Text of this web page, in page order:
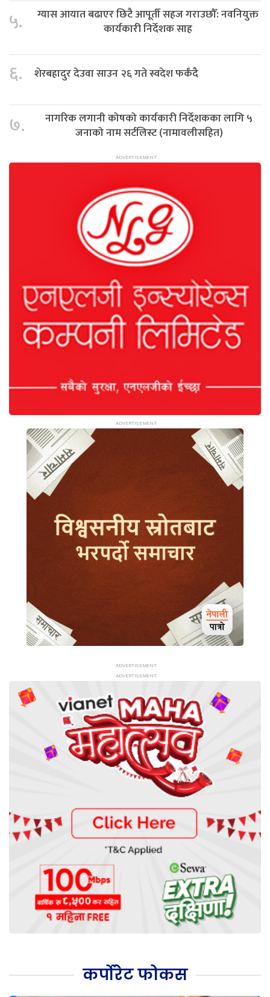
५.
ग्यास आयात बढाएर छिटै आपूर्ती सहज गराउछौँ: नवनियुक्त
कार्यकारी निर्देशक साह
६. शेरबहादुर देउवा साउन २६ गते स्वदेश फर्कंदै
७.
नागरिक लगानी कोषको कार्यकारी निर्देशकका लागि ५
जनाको नाम सर्टलिस्ट (नामावलीसहित)
कर्पोरेट फोकस